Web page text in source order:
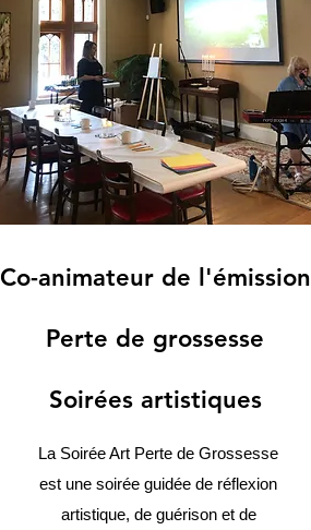
Co-animateur de l'émission
Perte de grossesse
Soirées artistiques
La Soirée Art Perte de Grossesse
est une soirée guidée de réflexion
artistique, de guérison et de